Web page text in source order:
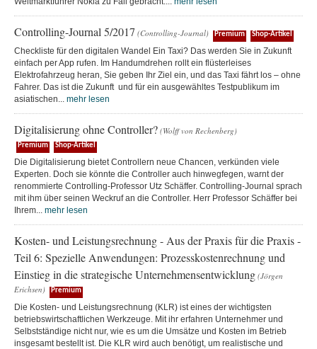
Controlling-Journal 5/2017 (Controlling-Journal) Premium Shop-Artikel
Checkliste für den digitalen Wandel Ein Taxi? Das werden Sie in Zukunft
einfach per App rufen. Im Handumdrehen rollt ein flüsterleises
Elektrofahrzeug heran, Sie geben Ihr Ziel ein, und das Taxi fährt los – ohne
Fahrer. Das ist die Zukunft und für ein ausgewähltes Testpublikum im
asiatischen... mehr lesen
Digitalisierung ohne Controller? (Wolff von Rechenberg)
Premium Shop-Artikel
Die Digitalisierung bietet Controllern neue Chancen, verkünden viele
Experten. Doch sie könnte die Controller auch hinwegfegen, warnt der
renommierte Controlling-Professor Utz Schäffer. Controlling-Journal sprach
mit ihm über seinen Weckruf an die Controller. Herr Professor Schäffer bei
Ihrem... mehr lesen
Kosten- und Leistungsrechnung - Aus der Praxis für die Praxis -
Teil 6: Spezielle Anwendungen: Prozesskostenrechnung und
Einstieg in die strategische Unternehmensentwicklung (Jörgen
Erichsen)
Premium
Die Kosten- und Leistungsrechnung (KLR) ist eines der wichtigsten
betriebswirtschaftlichen Werkzeuge. Mit ihr erfahren Unternehmer und
Selbstständige nicht nur, wie es um die Umsätze und Kosten im Betrieb
insgesamt bestellt ist. Die KLR wird auch benötigt, um realistische und